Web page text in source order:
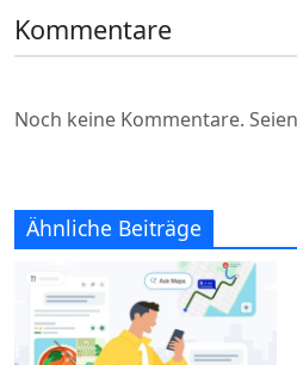
Kommentare
Noch keine Kommentare.
Ähnliche Beiträge